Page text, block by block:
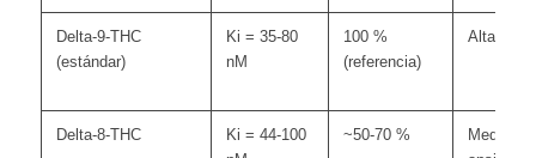
Delta-9-THC
(estándar)
Ki = 35-80
nM
100 %
(referencia)
Alta
Delta-8-THC
Ki = 44-100
~50-70 %
Media –